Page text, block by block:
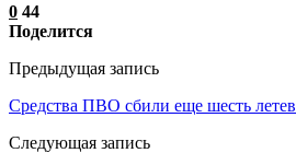
0 44
Поделится
Предыдущая запись
Средства ПВО сбили еще шесть
Следующая запись